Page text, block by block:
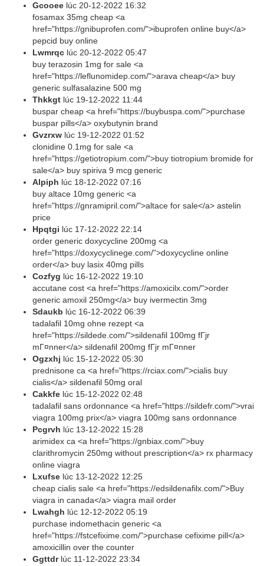
Gcooee lúc 20-12-2022 16:32
fosamax 35mg cheap <a
href="https://gnibuprofen.com/">ibuprofen online buy</a>
pepcid buy online
Lwmrqc lúc 20-12-2022 05:47
buy terazosin 1mg for sale <a
href="https://leflunomidep.com/">arava cheap</a> buy
generic sulfasalazine 500 mg
Thkkgt lúc 19-12-2022 11:44
buspar cheap <a href="https://buybuspa.com/">purchase
buspar pills</a> oxybutynin brand
Gvzrxw lúc 19-12-2022 01:52
clonidine 0.1mg for sale <a
href="https://getiotropium.com/">buy tiotropium bromide for
sale</a> buy spiriva 9 mcg generic
Alpiph lúc 18-12-2022 07:16
buy altace 10mg generic <a
href="https://gnramipril.com/">altace for sale</a> astelin
price
Hpqtgi lúc 17-12-2022 22:14
order generic doxycycline 200mg <a
href="https://doxycyclinege.com/">doxycycline online
order</a> buy lasix 40mg pills
Cozfyg lúc 16-12-2022 19:10
accutane cost <a href="https://amoxicilx.com/">order
generic amoxil 250mg</a> buy ivermectin 3mg
Sdaukb lúc 16-12-2022 06:39
tadalafil 10mg ohne rezept <a
href="https://sildede.com/">sildenafil 100mg fГјr
mГ¤nner</a> sildenafil 200mg fГјr mГ¤nner
Ogzxhj lúc 15-12-2022 05:30
prednisone ca <a href="https://rciax.com/">cialis buy
cialis</a> sildenafil 50mg oral
Cakkfe lúc 15-12-2022 02:48
tadalafil sans ordonnance <a href="https://sildefr.com/">vrai
viagra 100mg prix</a> viagra 100mg sans ordonnance
Pcgrvh lúc 13-12-2022 15:28
arimidex ca <a href="https://gnbiax.com/">buy
clarithromycin 250mg without prescription</a> rx pharmacy
online viagra
Lxufse lúc 13-12-2022 12:25
cheap cialis sale <a href="https://edsildenafilx.com/">Buy
viagra in canada</a> viagra mail order
Lwahgh lúc 12-12-2022 05:19
purchase indomethacin generic <a
href="https://fstcefixime.com/">purchase cefixime pill</a>
amoxicillin over the counter
Ggttdrlúc 11-12-2022 23:34